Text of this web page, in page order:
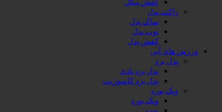
راکت پدل
ساک پدل
توپ پدل
کفش پدل
ورزش های آبی
پدل برد
پدل برد بادی
پدل برد کامپوزیت
ویک بورد
ویک بورد
بوت